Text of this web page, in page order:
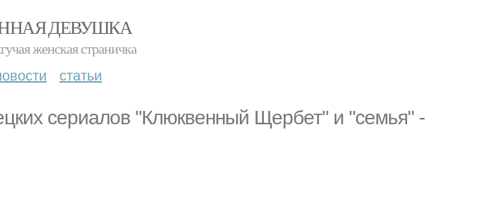
ДЕВУШКА
женская страничка
статьи
сериалов "Клюквенный Щербет" и "семья" -